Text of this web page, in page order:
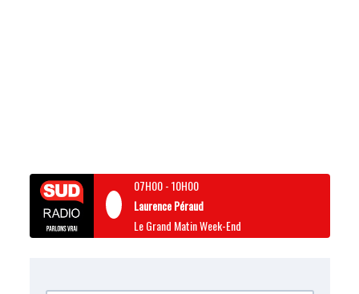
07H00-10H00
Laurence Péraud
Le Grand Matin Week-End